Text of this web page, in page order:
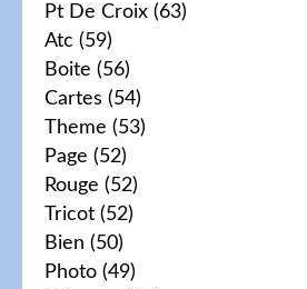
Pt De Croix (63)
Atc (59)
Boite (56)
Cartes (54)
Theme (53)
Page (52)
Rouge (52)
Tricot (52)
Bien (50)
Photo (49)